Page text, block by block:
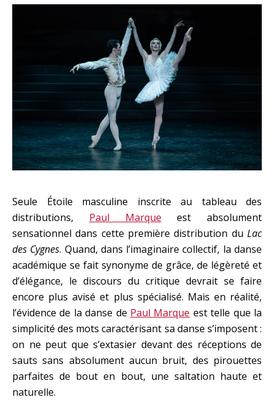
Seule Étoile masculine inscrite au tableau des
distributions, Paul Marque est absolument
sensationnel dans cette première distribution du Lac
des Cygnes. Quand, dans l’imaginaire collectif, la danse
académique se fait synonyme de grâce, de légèreté et
d’élégance, le discours du critique devrait se faire
encore plus avisé et plus spécialisé. Mais en réalité,
l’évidence de la danse de Paul Marque est telle que la
simplicité des mots caractérisant sa danse s’imposent :
on ne peut que s’extasier devant des réceptions de
sauts sans absolument aucun bruit, des pirouettes
parfaites de bout en bout, une saltation haute et
naturelle.